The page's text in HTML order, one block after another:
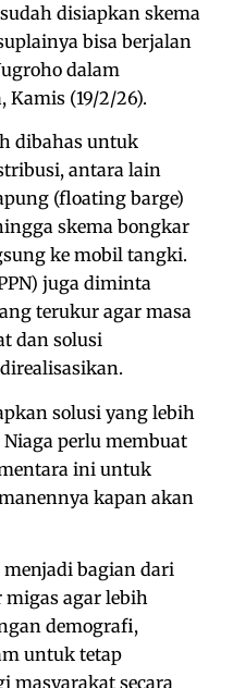
disiapkan skema
bisa berjalan
dalam
Kamis (19/2/26).
dibahas untuk
antara lain
(floating barge)
skema bongkar
ke mobil tangki.
juga diminta
terukur agar masa
dan solusi
solusi yang lebih
perlu membuat
ini untuk
kapan akan
bagian dari
agar lebih
demografi,
untuk tetap
masyarakat secara